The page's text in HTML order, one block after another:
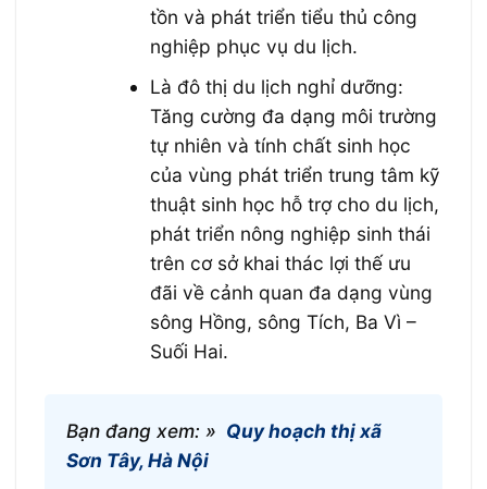
tồn và phát triển tiểu thủ công
nghiệp phục vụ du lịch.
Là đô thị du lịch nghỉ dưỡng:
Tăng cường đa dạng môi trường
tự nhiên và tính chất sinh học
của vùng phát triển trung tâm kỹ
thuật sinh học hỗ trợ cho du lịch,
phát triển nông nghiệp sinh thái
trên cơ sở khai thác lợi thế ưu
đãi về cảnh quan đa dạng vùng
sông Hồng, sông Tích, Ba Vì –
Suối Hai.
Bạn đang xem: » Quy hoạch thị xã
Sơn Tây, Hà Nội